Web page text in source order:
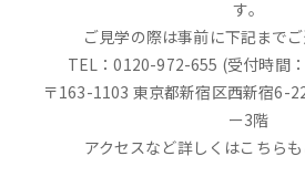
す。
ご見学の際は事前に下記までご
TEL：0120-972-655 (受付時間
〒163-1103 東京都新宿区西新宿6-
ー3階
アクセスなど詳しくはこちらも